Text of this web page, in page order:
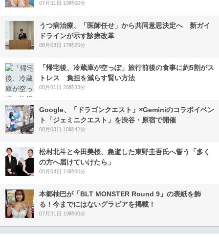
07月31日 19時00分
うつ病治療、「医師任せ」から共同意思決定へ 新ガイ
ドラインが示す診療改革
08月03日 17時25分
「帰宅後、冷蔵庫が空っぽ」旅行前後の食事に約5割がス
トレス 負担を減らす賢い方法
08月01日 20時33分
Google、「ドラゴンクエスト」×Geminiのコラボイベン
ト「ジェミニクエスト」を渋谷・原宿で開催
08月03日 18時42分
松村北斗と今田美桜、急逝した東野圭吾氏へ誓う「多く
の方へ届けていけたら」
08月04日 14時00分
本郷柚巴が「BLT MONSTER Round 9」の表紙を飾
る！今までにはないグラビアを掲載！
07月31日 19時00分